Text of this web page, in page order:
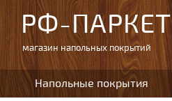
РФ-ПАРКЕТ
магазин напольных покрытий
Напольные покрытия